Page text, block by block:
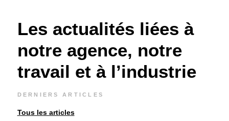
Les actualités liées à
notre agence, notre
travail et à l’industrie
DERNIERS ARTICLES
Tous les articles